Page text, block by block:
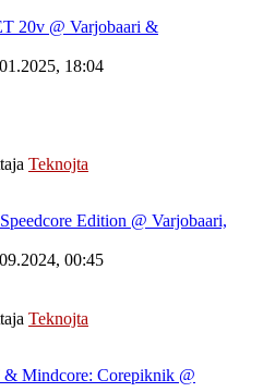
20v @ Varjobaari &
18:04
Teknojta
Edition @ Varjobaari,
00:45
Teknojta
Mindcore: Corepiknik @